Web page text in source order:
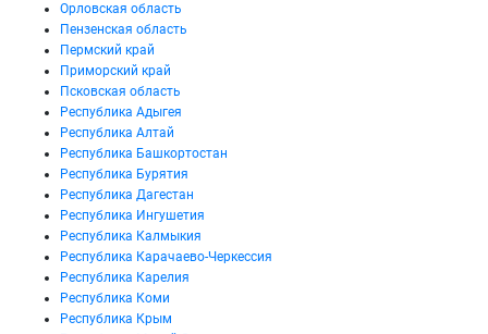
Орловская область
Пензенская область
Пермский край
Приморский край
Псковская область
Республика Адыгея
Республика Алтай
Республика Башкортостан
Республика Бурятия
Республика Дагестан
Республика Ингушетия
Республика Калмыкия
Республика Карачаево-Черкессия
Республика Карелия
Республика Коми
Республика Крым